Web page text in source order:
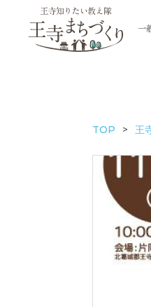
TOP 王